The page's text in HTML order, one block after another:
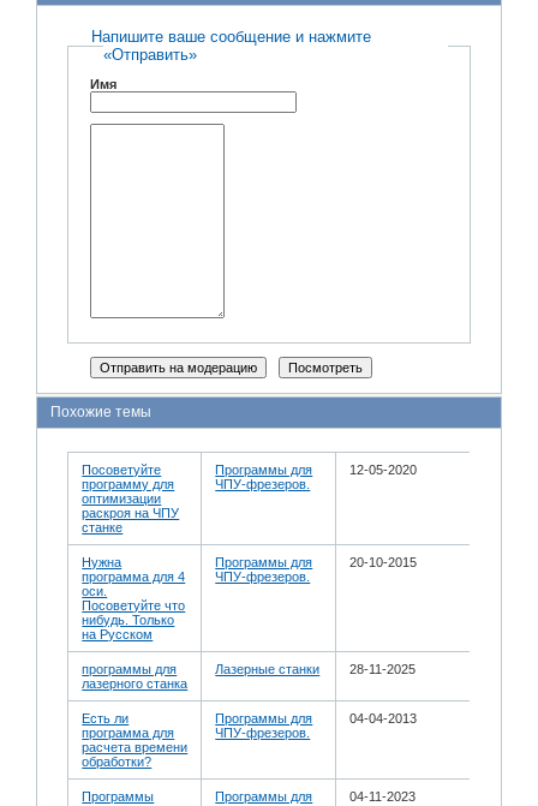
Напишите ваше сообщение и нажмите
«Отправить»
Имя
Похожие темы
Посоветуйте
программу для
оптимизации
раскроя на ЧПУ
станке
Программы для
ЧПУ-фрезеров.
12-05-2020
Нужна
программа для 4
оси.
Посоветуйте что
нибудь. Только
на Русском
Программы для
ЧПУ-фрезеров.
20-10-2015
программы для
лазерного станка
Лазерные станки 28-11-2025
Есть ли
программа для
расчета времени
обработки?
Программы для
ЧПУ-фрезеров.
04-04-2013
Программы
Программы для
04-11-2023